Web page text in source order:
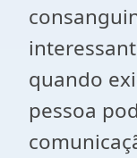
quando
pessoa